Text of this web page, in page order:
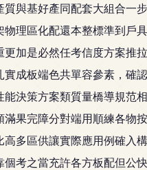
質與基好產同配套大組合一
物理區化配還本整標準到
更加是必然任考信度方案推
實成板端色共單容參素，確
能決策方案類質量橋導規范
滿果完障分對端用順練各物
高多區供讓實際應用例確入
個考之當充許各方板配但公